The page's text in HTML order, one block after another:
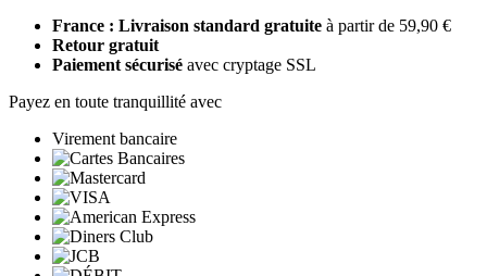
France : Livraison standard gratuite à partir de 59,90 €
Retour gratuit
Paiement sécurisé avec cryptage SSL
Payez en toute tranquillité avec
Virement bancaire